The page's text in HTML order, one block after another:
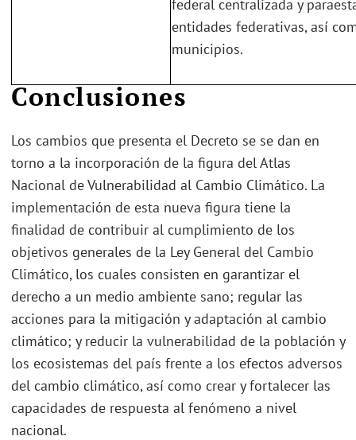
federal centralizada y
entidades federativas, así
municipios.
Conclusiones
Los cambios que presenta el Decreto se se dan en
torno a la incorporación de la figura del Atlas
Nacional de Vulnerabilidad al Cambio Climático. La
implementación de esta nueva figura tiene la
finalidad de contribuir al cumplimiento de los
objetivos generales de la Ley General del Cambio
Climático, los cuales consisten en garantizar el
derecho a un medio ambiente sano; regular las
acciones para la mitigación y adaptación al cambio
climático; y reducir la vulnerabilidad de la población y
los ecosistemas del país frente a los efectos adversos
del cambio climático, así como crear y fortalecer las
capacidades de respuesta al fenómeno a nivel
nacional.